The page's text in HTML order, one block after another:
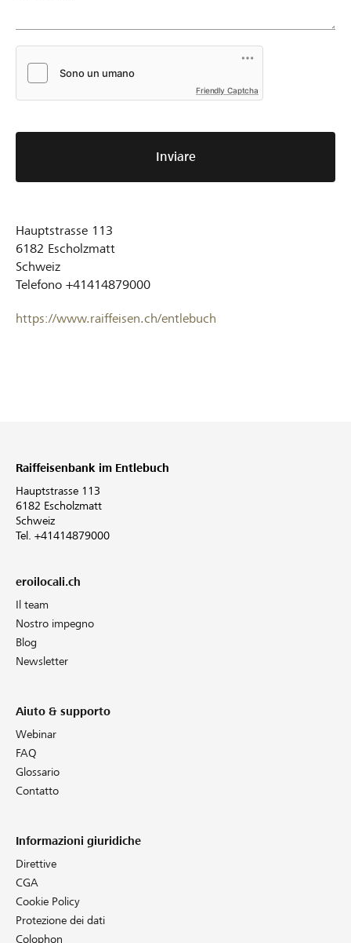
Friendly Captcha
Inviare
Hauptstrasse 113
6182 Escholzmatt
Schweiz
Telefono +41414879000
https://www.raiffeisen.ch/entlebuch
Raiffeisenbank im Entlebuch
Hauptstrasse 113
6182 Escholzmatt
Schweiz
Tel. +41414879000
eroilocali.ch
Il team
Nostro impegno
Blog
Newsletter
Aiuto & supporto
Webinar
FAQ
Glossario
Contatto
Informazioni giuridiche
Direttive
CGA
Cookie Policy
Protezione dei dati
Colophon